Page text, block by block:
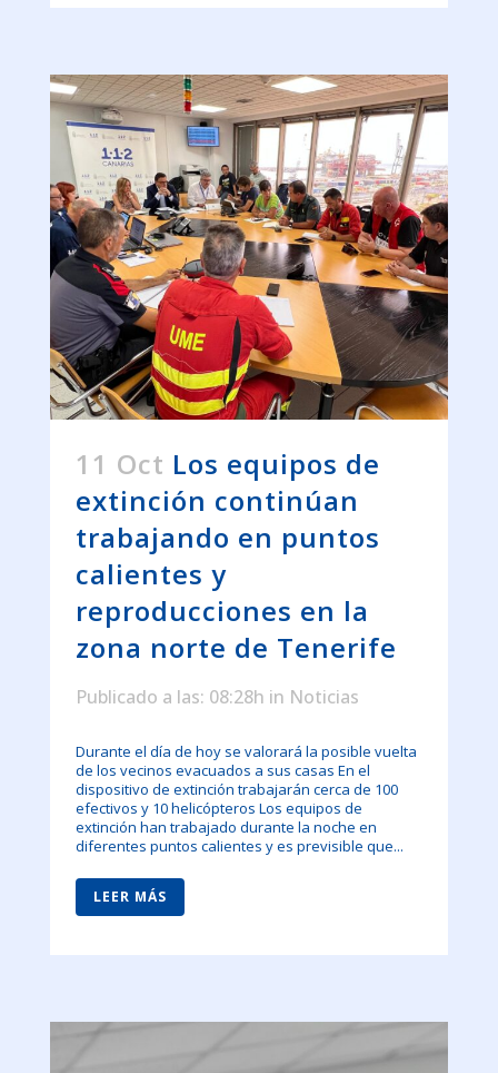
11 Oct Los equipos de
extinción continúan
trabajando en puntos
calientes y
reproducciones en la
zona norte de Tenerife
Publicado a las: 08:28h in Noticias
Durante el día de hoy se valorará la posible vuelta
de los vecinos evacuados a sus casas En el
dispositivo de extinción trabajarán cerca de 100
efectivos y 10 helicópteros Los equipos de
extinción han trabajado durante la noche en
diferentes puntos calientes y es previsible que...
LEER MÁS